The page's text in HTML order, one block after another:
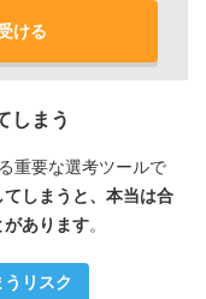
ける
しまう
重要な選考ツールで
しまうと、本当は合
があります。
リスク